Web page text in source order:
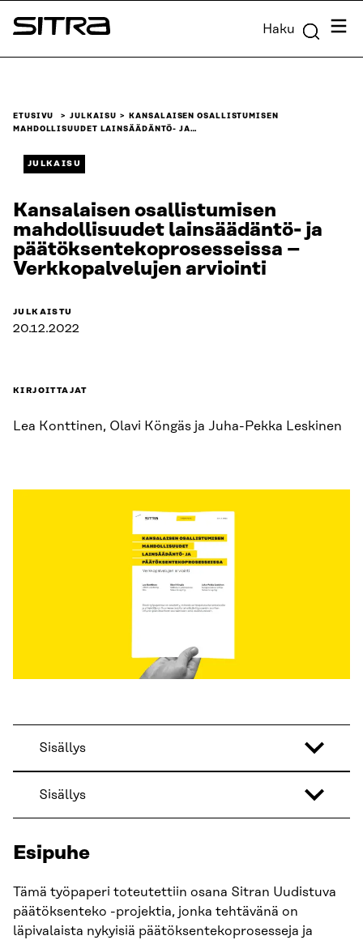
Siirry
suoraan
Sitra Haku
ETUSIVU JULKAISU
KANSALAISEN OSALLISTUMISEN
MAHDOLLISUUDET LAINSÄÄDÄNTÖ- JA…
JULKAISU
Kansalaisen osallistumisen
mahdollisuudet lainsäädäntö- ja
päätöksentekoprosesseissa –
Verkkopalvelujen arviointi
JULKAISTU
20.12.2022
KIRJOITTAJAT
Lea Konttinen, Olavi Köngäs ja Juha-Pekka Leskinen
Sisällys
Sisällys
Esipuhe
Tämä työpaperi toteutettiin osana Sitran Uudistuva
päätöksenteko -projektia, jonka tehtävänä on
läpivalaista nykyisiä päätöksentekoprosesseja ja